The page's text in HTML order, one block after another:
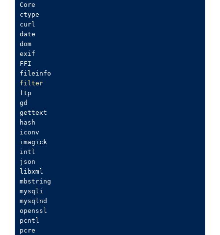
Core
ctype
curl
date
dom
exif
FFI
filter
ftp
gd
gettext
hash
iconv
imagick
intl
json
libxml
mbstring
mysqli
mysqlnd
openssl
pcntl
pcre